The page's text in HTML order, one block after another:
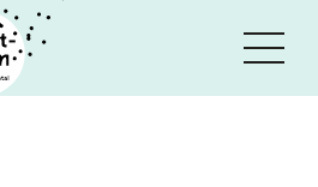
sur ce site